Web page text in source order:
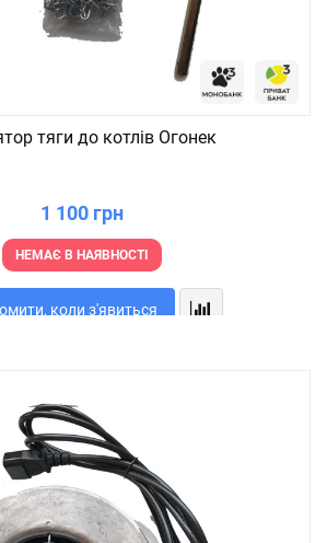
тяги до котлів Огонек
1 100 грн
НЕМАЄ В НАЯВНОСТІ
коли з'явиться